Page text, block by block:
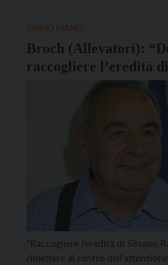
Broch (Allevatori):
raccogliere l’eredità
“Raccogliere l’eredità di Silvano
rimettere al centro